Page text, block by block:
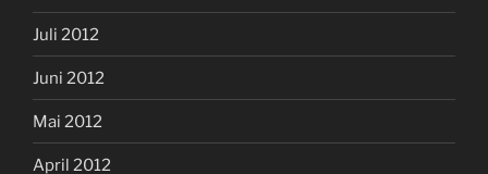
Juli 2012
Juni 2012
Mai 2012
April 2012